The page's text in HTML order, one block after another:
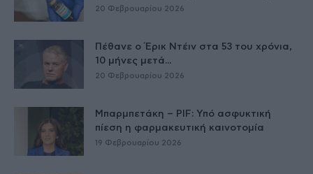
20 Φεβρουαρίου 2026
Πέθανε ο Έρικ Ντέιν στα 53 του χρόνια,
10 μήνες μετά...
20 Φεβρουαρίου 2026
Μπαρμπετάκη – PIF: Υπό ασφυκτική
πίεση η φαρμακευτική καινοτομία
19 Φεβρουαρίου 2026